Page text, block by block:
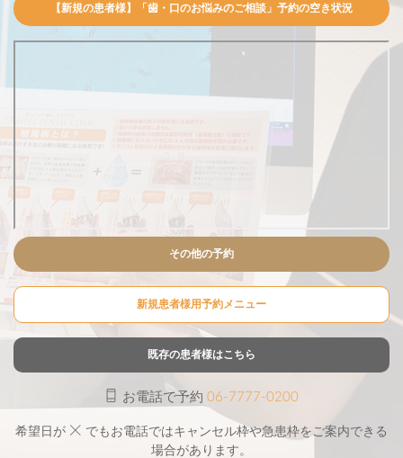
【新規の患者様】「歯・口のお悩みのご相談」予約の空き状況
その他の予約
新規患者様用予約メニュー
既存の患者様はこちら
お電話で予約 06-7777-0200
希望日が
でもお電話ではキャンセル枠や急患枠をご案内できる
場合があります。